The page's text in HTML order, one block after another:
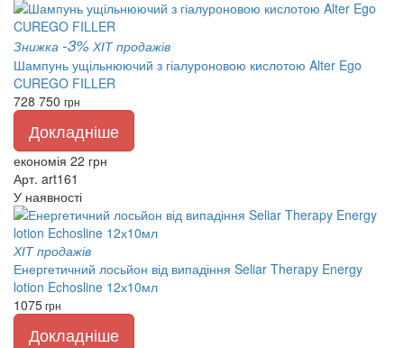
Знижка -3% ХІТ продажів
Шампунь ущільнюючий з гіалуроновою кислотою Alter Ego
CUREGO FILLER
728 750 грн
Докладніше
економія 22 грн
Арт. art161
У наявності
ХІТ продажів
Енергетичний лосьйон від випадіння Seliar Therapy Energy
lotion Echosline 12х10мл
1075грн
Докладніше